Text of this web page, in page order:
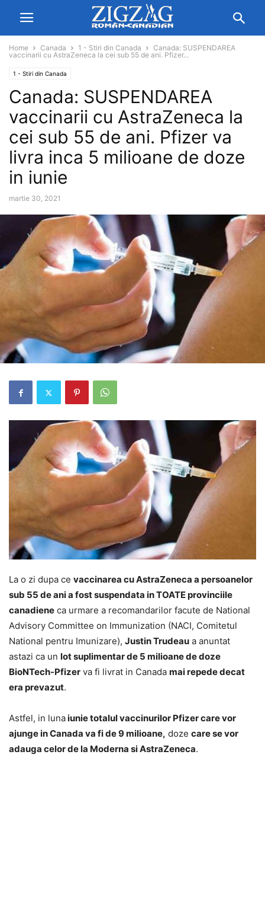
Home Canada 1 - Stiri din Canada
Canada: SUSPENDAREA
vaccinarii cu AstraZeneca la cei sub 55 de ani. Pfizer...
1 - Stiri din Canada
Canada: SUSPENDAREA
vaccinarii cu AstraZeneca la
cei sub 55 de ani. Pfizer va
livra inca 5 milioane de doze
in iunie
martie 30, 2021
La o zi dupa ce vaccinarea cu AstraZeneca a persoanelor
sub 55 de ani a fost suspendata in TOATE provinciile
canadiene ca urmare a recomandarilor facute de National
Advisory Committee on Immunization (NACI, Comitetul
National pentru Imunizare), Justin Trudeau a anuntat
astazi ca un lot suplimentar de 5 milioane de doze
BioNTech-Pfizer va fi livrat in Canada mai repede decat
era prevazut.
Astfel, in lunaiunie totalul vaccinurilor Pfizer care vor
ajunge in Canada va fi de 9 milioane, doze care se vor
adauga celor de la Moderna si AstraZeneca.